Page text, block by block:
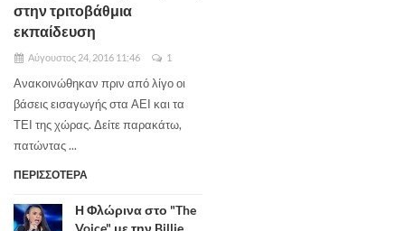
στην τριτοβάθμια
εκπαίδευση
Αύγουστος 24, 2016 11:46 1
Ανακοινώθηκαν πριν από λίγο οι
βάσεις εισαγωγής στα ΑΕΙ και τα
ΤΕΙ της χώρας. Δείτε παρακάτω,
πατώντας ...
ΠΕΡΙΣΣΟΤΕΡΑ
Η Φλώρινα στο "The
Voice" με την Billie